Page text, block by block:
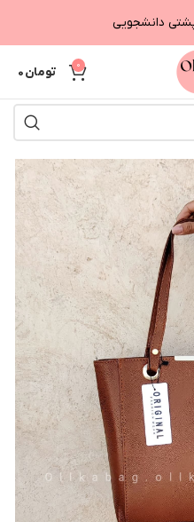
دانشجویی
0 تومان